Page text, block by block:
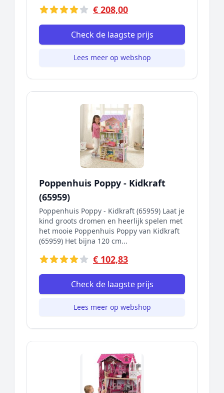
€ 208,00
Check de laagste prijs
Lees meer op webshop
Poppenhuis Poppy - Kidkraft
(65959)
Poppenhuis Poppy - Kidkraft (65959) Laat je
kind groots dromen en heerlijk spelen met
het mooie Poppenhuis Poppy van Kidkraft
(65959) Het bijna 120 cm...
€ 102,83
Check de laagste prijs
Lees meer op webshop